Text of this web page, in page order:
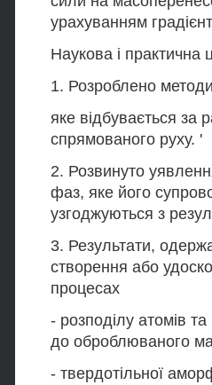
урахуванням
Наукова і практична
1. Розроблено
яке відбувається за
спрямованого руху. '
2. Розвинуто
фаз, яке його
узгоджуються з
3. Результати,
створення або
процесах
- розподілу атомів
до оброблюваного
- твердотільної